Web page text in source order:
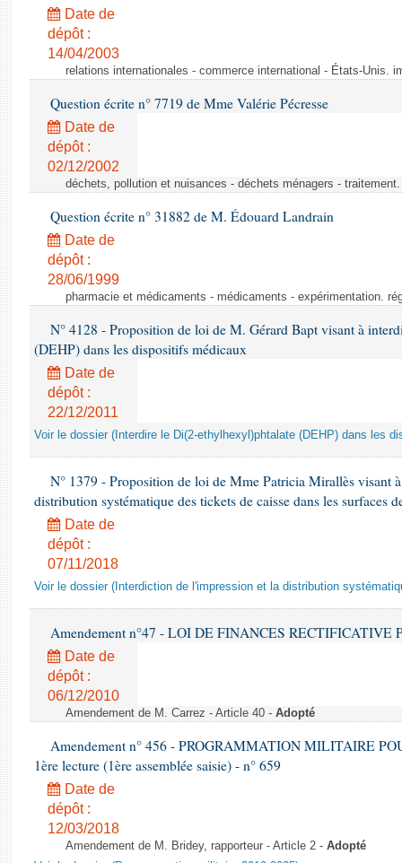
Comptes rendus des débats
Date de
dépôt :
14/04/2003
relations internationales - commerce international - États-Unis.
Question écrite n° 7719 de Mme Valérie Pécresse
Date de
dépôt :
02/12/2002
déchets, pollution et nuisances - déchets ménagers -
Question écrite n° 31882 de M. Édouard Landrain
Date de
dépôt :
28/06/1999
pharmacie et médicaments - médicaments - expérimentation.
N° 4128 - Proposition de loi de M. Gérard Bapt visant à
(DEHP) dans les dispositifs médicaux
Date de
dépôt :
22/12/2011
Voir le dossier (Interdire le Di(2-ethylhexyl)phtalate (DEHP) dans les
N° 1379 - Proposition de loi de Mme Patricia Mirallès visant
distribution systématique des tickets de caisse dans les surfaces
Date de
dépôt :
07/11/2018
Voir le dossier (Interdiction de l'impression et la distribution
Amendement n°47 - LOI DE FINANCES RECTIFICATIVE
Date de
dépôt :
06/12/2010
Amendement de M. Carrez - Article 40 - Adopté
Amendement n° 456 - PROGRAMMATION MILITAIRE
1ère lecture (1ère assemblée saisie) - n° 659
Date de
dépôt :
12/03/2018
Amendement de M. Bridey, rapporteur - Article 2 - Adopté